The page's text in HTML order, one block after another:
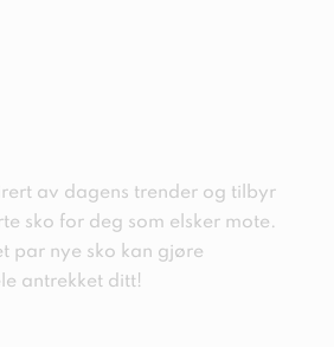
av dagens trender og tilbyr
sko for deg som elsker mote.
par nye sko kan gjøre
antrekket ditt!